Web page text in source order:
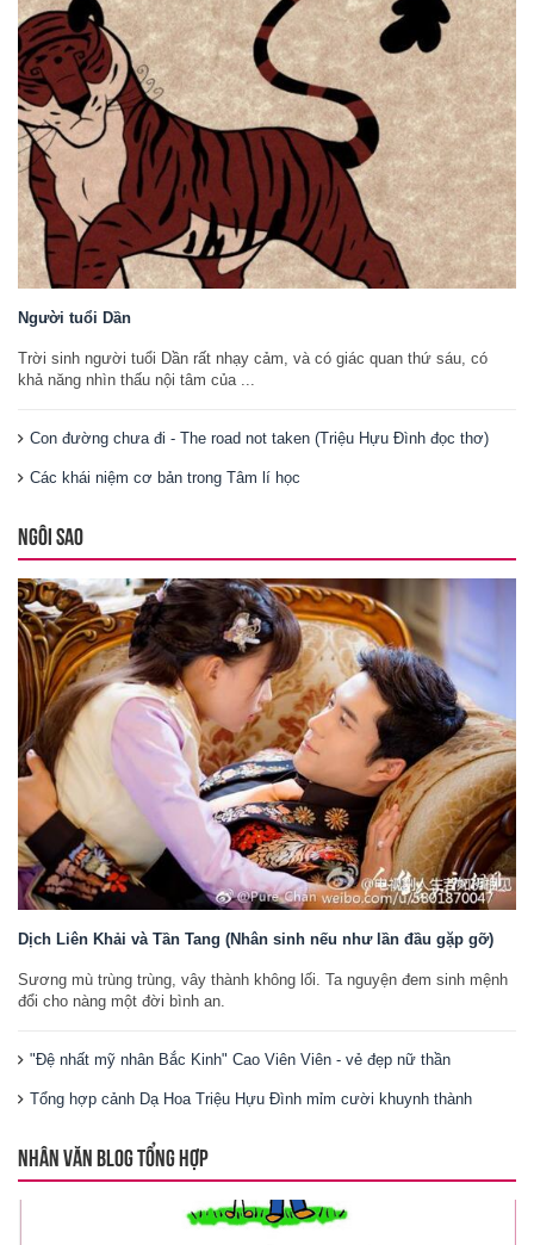
Người tuổi Dần
Trời sinh người tuổi Dần rất nhạy cảm, và có giác quan thứ sáu, có
khả năng nhìn thấu nội tâm của ...
Con đường chưa đi - The road not taken (Triệu Hựu Đình đọc thơ)
Các khái niệm cơ bản trong Tâm lí học
NGÔI SAO
Dịch Liên Khải và Tần Tang (Nhân sinh nếu như lần đầu gặp gỡ)
Sương mù trùng trùng, vây thành không lối. Ta nguyện đem sinh mệnh
đổi cho nàng một đời bình an.
"Đệ nhất mỹ nhân Bắc Kinh" Cao Viên Viên - vẻ đẹp nữ thần
Tổng hợp cảnh Dạ Hoa Triệu Hựu Đình mỉm cười khuynh thành
NHÂN VĂN BLOG TỔNG HỢP